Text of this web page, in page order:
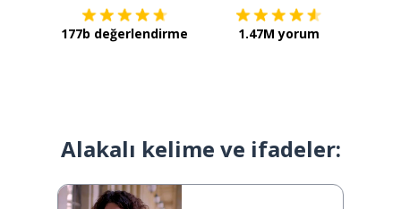
177b değerlendirme 1.47M yorum
Alakalı kelime ve ifadeler: